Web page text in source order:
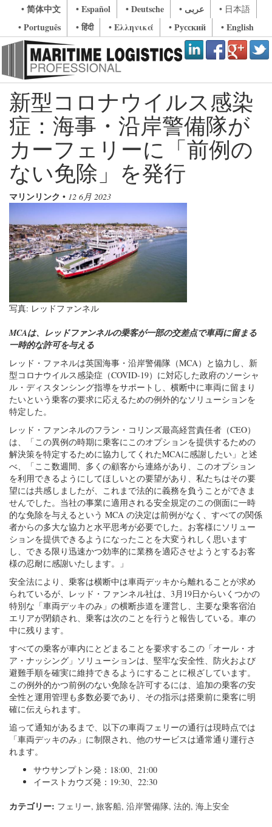
• 简体中文 • Español • Deutsche • عربى • 日本語
• Português • हिंदी • Ελληνικά • Русский • English
新型コロナウイルス感染
症：海事・沿岸警備隊が
カーフェリーに「前例の
ない免除」を発行
マリンリンク • 12 6月 2023
写真: レッドファンネル
MCAは、レッドファンネルの乗客が一部の交差点で車両に留まる
一時的な許可を与える
レッド・ファネルは英国海事・沿岸警備隊（MCA）と協力し、新
型コロナウイルス感染症（COVID-19）に対応した政府のソーシャ
ル・ディスタンシング指導をサポートし、横断中に車両に留まり
たいという乗客の要求に応えるための例外的なソリューションを
特定した。
レッド・ファンネルのフラン・コリンズ最高経営責任者（CEO）
は、「この異例の時期に乗客にこのオプションを提供するための
解決策を特定するために協力してくれたMCAに感謝したい」と述
べ、「ここ数週間、多くの顧客から連絡があり、このオプション
を利用できるようにしてほしいとの要望があり、私たちはその要
望には共感しましたが、これまで法的に義務を負うことができま
せんでした。当社の事業に適用される安全規定のこの側面に一時
的な免除を与えるという MCA の決定は前例がなく、すべての関係
者からの多大な協力と水平思考が必要でした。お客様にソリュー
ションを提供できるようになったことを大変うれしく思います
し、できる限り迅速かつ効率的に業務を適応させようとするお客
様の忍耐に感謝いたします。」
安全法により、乗客は横断中は車両デッキから離れることが求め
られているが、レッド・ファンネル社は、3月19日からいくつかの
特別な「車両デッキのみ」の横断歩道を運営し、主要な乗客宿泊
エリアが閉鎖され、乗客は次のことを行うと報告している。車の
中に残ります。
すべての乗客が車内にとどまることを要求するこの「オール・オ
ア・ナッシング」ソリューションは、堅牢な安全性、防火および
避難手順を確実に維持できるようにすることに根ざしています。
この例外的かつ前例のない免除を許可するには、追加の乗客の安
全性と運用管理も多数必要であり、その指示は搭乗前に乗客に明
確に伝えられます。
追って通知があるまで、以下の車両フェリーの通行は現時点では
「車両デッキのみ」に制限され、他のサービスは通常通り運行さ
れます。
サウサンプトン発：18:00、21:00
イーストカウズ発：19:30、22:30
カテゴリー: フェリー, 旅客船, 沿岸警備隊, 法的, 海上安全